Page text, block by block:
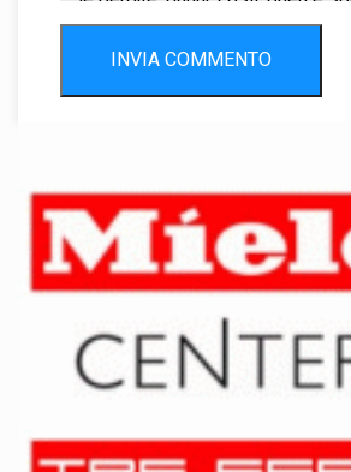
INVIA COMMENTO